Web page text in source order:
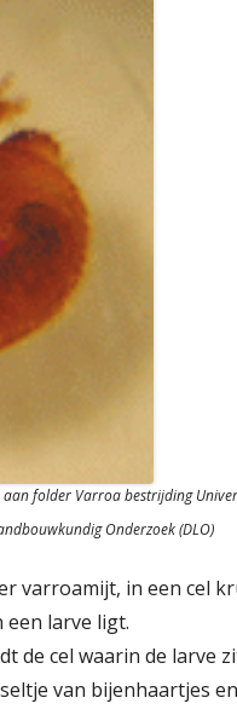
folder Varroa bestrijding
Onderzoek (DLO)
varroamijt, in een cel
larve ligt.
de cel waarin de larve
van bijenhaartjes